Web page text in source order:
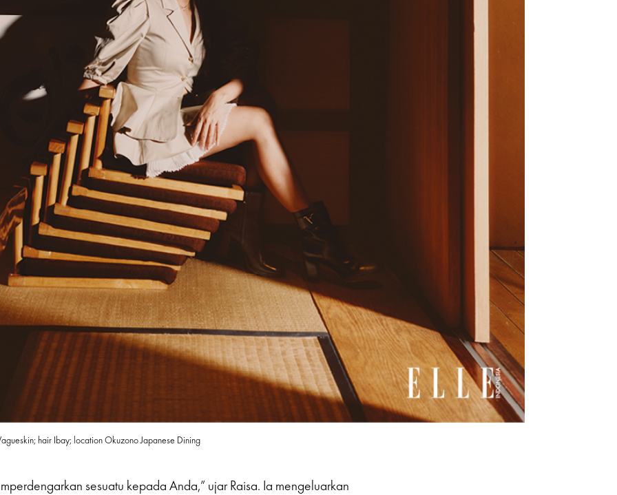
hair Ibay; location Okuzono Japanese Dining
sesuatu kepada Anda,” ujar Raisa. Ia mengeluarkan